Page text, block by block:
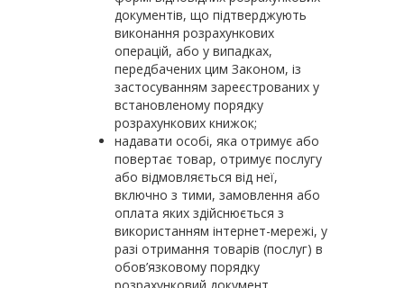
документів, що підтверджують
виконання розрахункових
операцій, або у випадках,
передбачених цим Законом, із
застосуванням зареєстрованих у
встановленому порядку
розрахункових книжок;
надавати особі, яка отримує або
повертає товар, отримує послугу
або відмовляється від неї,
включно з тими, замовлення або
оплата яких здійс­нюється з
використанням інтернет-мережі, у
разі отримання товарів (послуг) в
обов’язковому порядку